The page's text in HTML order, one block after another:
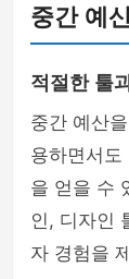
중간 예
적절한 툴
중간 예산
용하면서도
을 얻을 수
인, 디자인
자 경험을